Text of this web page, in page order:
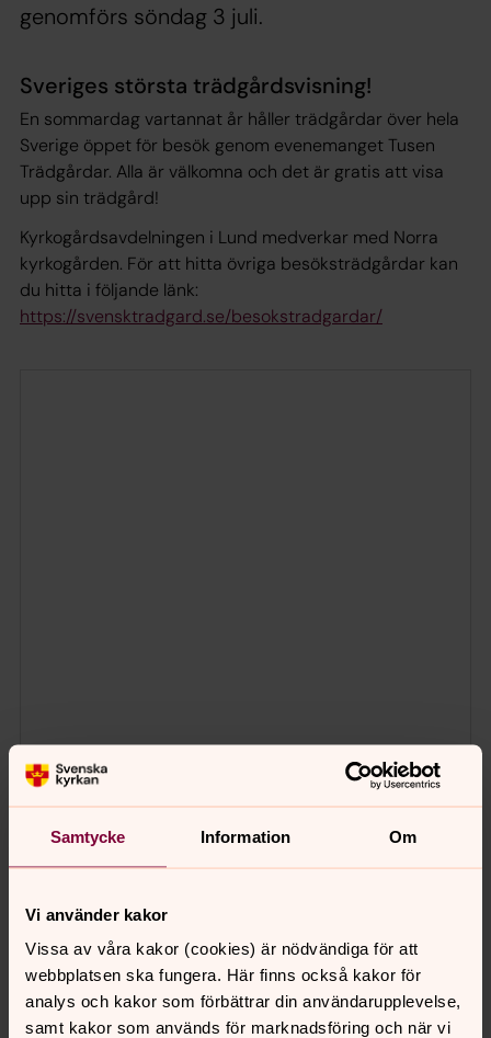
Samtycke Information Om
Vi använder kakor
Vissa av våra kakor (cookies) är nödvändiga för att
webbplatsen ska fungera. Här finns också kakor för
analys och kakor som förbättrar din användarupplevelse,
samt kakor som används för marknadsföring och när vi
genomförs söndag 3 juli.
Sveriges största trädgårdsvisning!
En sommardag vartannat år håller trädgårdar över hela
Sverige öppet för besök genom evenemanget Tusen
Trädgårdar. Alla är välkomna och det är gratis att visa
upp sin trädgård!
Kyrkogårdsavdelningen i Lund medverkar med Norra
kyrkogården. För att hitta övriga besöksträdgårdar kan
du hitta i följande länk:
https://svensktradgard.se/besokstradgardar/